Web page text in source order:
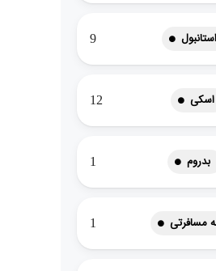
استانبول 9
اسکی 12
بدروم 1
مسافرتی 1